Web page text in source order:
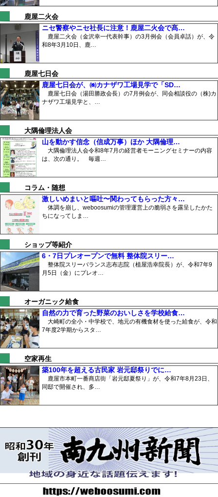
鹿屋二火会
ニセ警察やニセ社長に注意！鹿屋二火会で髙…
鹿屋二火会（金沢幸一代表幹事）の3月例会（会員卓話）が、令
和8年3月10日、鹿…
鹿屋七日会
鹿屋七日会が、㈱カナザワ工場見学で「SD…
鹿屋七日会（湯田勝政会長）の7月例会が、同会相談役の（株)カ
ナザワ工場見学と、…
大隅倫理法人会
山を動かす信念（信成万事）ほか 大隅倫理…
大隅倫理法人会令和8年7月の経営者モーニングセミナーの内容
は、次の通り。 毎週…
コラム・随想
激しいめまいと嘔吐〜関わってもらった方々…
体調を崩し、weboosumiの管理運営上の脆弱さを露呈したかた
ちになってしま…
ショップ等紹介
6・7日プレオープンで無料 整体院スリー…
整体院スリーバランス志布志院（植屋浩幸院長）が、令和7年9
月5日（金）にプレオ…
オーガニック給食
自然の力で育った野菜のおいしさを学校給食…
大崎町の全小・中学校で、地元の有機食材を使った給食が、令和
7年度2学期からスタ…
空家再生
築100年を超える古民家 岩元邸祭りでに…
鹿屋市本町一番商店街「岩元邸夏祭り」が、令和7年8月23日、
同邸で開催され、多…